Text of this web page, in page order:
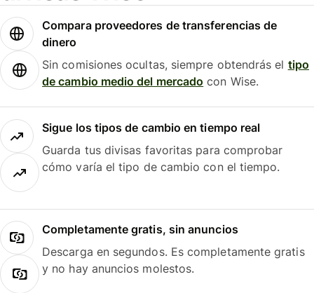
Compara proveedores de transferencias de
dinero
Sin comisiones ocultas, siempre obtendrás el tipo
de cambio medio del mercado con Wise.
Sigue los tipos de cambio en tiempo real
Guarda tus divisas favoritas para comprobar
cómo varía el tipo de cambio con el tiempo.
Completamente gratis, sin anuncios
Descarga en segundos. Es completamente gratis
y no hay anuncios molestos.